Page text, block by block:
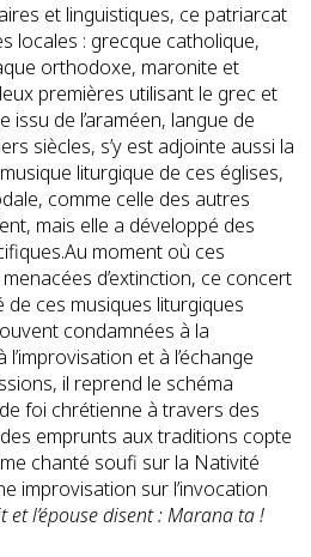
et linguistiques, ce patriarcat
locales : grecque catholique,
orthodoxe, maronite et
premières utilisant le grec et
de l’araméen, langue de
siècles, s’y est adjointe aussi la
liturgique de ces églises,
comme celle des autres
mais elle a développé des
moment où ces
d’extinction, ce concert
ces musiques liturgiques
condamnées à la
et à l’échange
il reprend le schéma
foi chrétienne à travers des
emprunts aux traditions copte
chanté soufi sur la Nativité
improvisation sur l’invocation
et l’épouse disent : Marana ta !